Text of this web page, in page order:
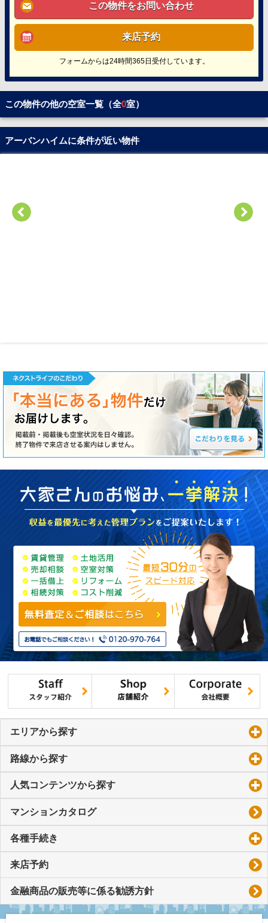
この物件をお問い合わせ
来店予約
フォームからは24時間365日受付しています。
この物件の他の空室一覧（全0室）
アーバンハイムに条件が近い物件
エリアから探す
路線から探す
人気コンテンツから探す
マンションカタログ
各種手続き
来店予約
金融商品の販売等に係る勧誘方針